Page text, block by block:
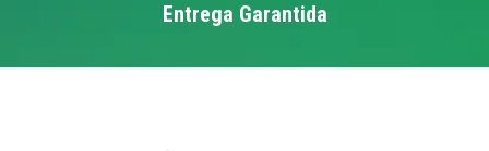
Entrega Garantida